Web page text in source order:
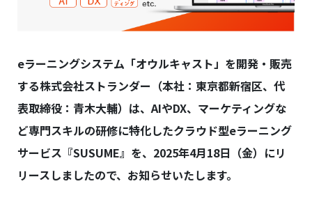
eラーニングシステム「オウルキャスト」を開発・販売
する株式会社ストランダー（本社：東京都新宿区、代
表取締役：青木大輔）は、AIやDX、マーケティングな
ど専門スキルの研修に特化したクラウド型eラーニング
サービス『SUSUME』を、2025年4月18日（金）にリ
リースしましたので、お知らせいたします。